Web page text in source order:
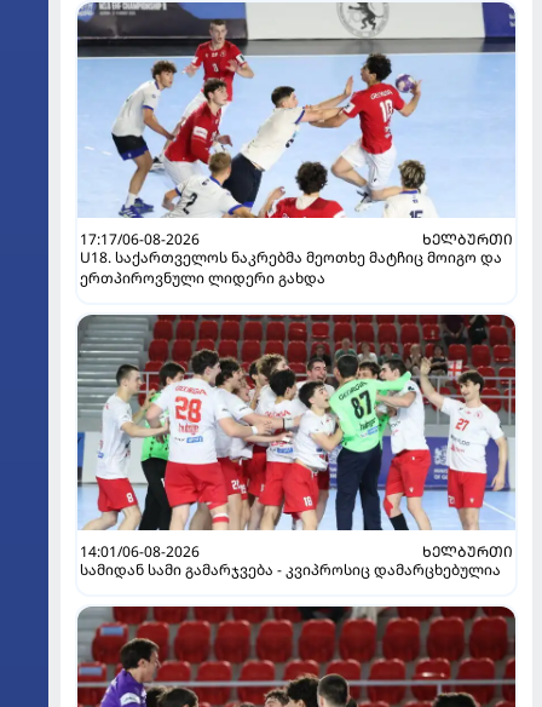
17:17/06-08-2026
ᲮᲔᲚᲑᲣᲠᲗᲘ
U18. საქართველოს ნაკრებმა მეოთხე მატჩიც მოიგო და
ერთპიროვნული ლიდერი გახდა
14:01/06-08-2026
ᲮᲔᲚᲑᲣᲠᲗᲘ
სამიდან სამი გამარჯვება - კვიპროსიც დამარცხებულია